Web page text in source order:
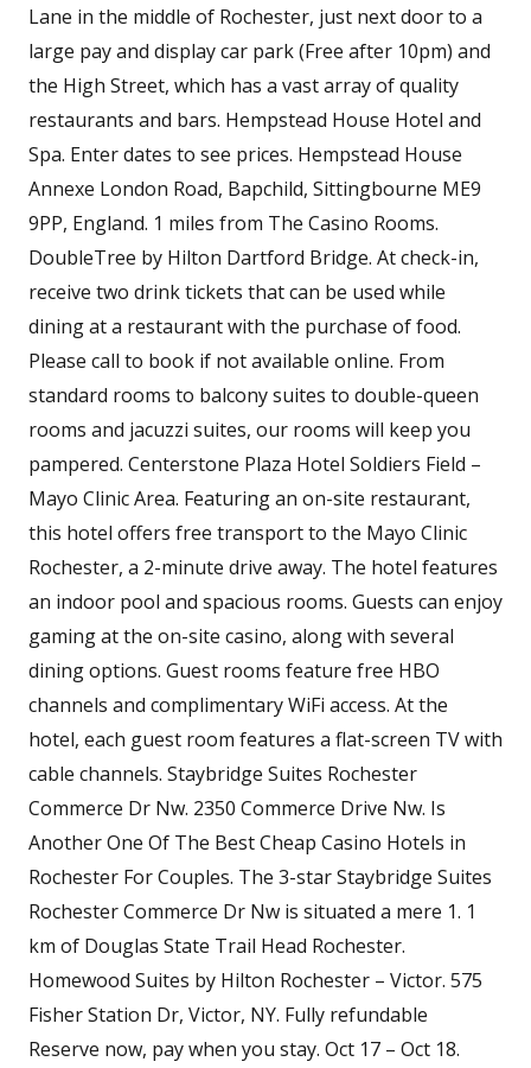
Lane in the middle of Rochester, just next door to a
large pay and display car park (Free after 10pm) and
the High Street, which has a vast array of quality
restaurants and bars. Hempstead House Hotel and
Spa. Enter dates to see prices. Hempstead House
Annexe London Road, Bapchild, Sittingbourne ME9
9PP, England. 1 miles from The Casino Rooms.
DoubleTree by Hilton Dartford Bridge. At check-in,
receive two drink tickets that can be used while
dining at a restaurant with the purchase of food.
Please call to book if not available online. From
standard rooms to balcony suites to double-queen
rooms and jacuzzi suites, our rooms will keep you
pampered. Centerstone Plaza Hotel Soldiers Field –
Mayo Clinic Area. Featuring an on-site restaurant,
this hotel offers free transport to the Mayo Clinic
Rochester, a 2-minute drive away. The hotel features
an indoor pool and spacious rooms. Guests can enjoy
gaming at the on-site casino, along with several
dining options. Guest rooms feature free HBO
channels and complimentary WiFi access. At the
hotel, each guest room features a flat-screen TV with
cable channels. Staybridge Suites Rochester
Commerce Dr Nw. 2350 Commerce Drive Nw. Is
Another One Of The Best Cheap Casino Hotels in
Rochester For Couples. The 3-star Staybridge Suites
Rochester Commerce Dr Nw is situated a mere 1. 1
km of Douglas State Trail Head Rochester.
Homewood Suites by Hilton Rochester – Victor. 575
Fisher Station Dr, Victor, NY. Fully refundable
Reserve now, pay when you stay. Oct 17 – Oct 18.